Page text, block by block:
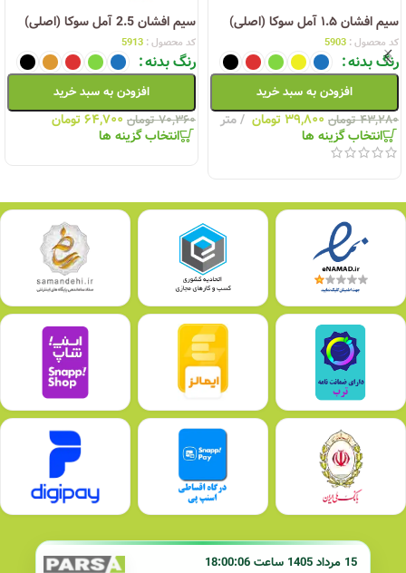
سیم افشان ۱.۵ آمل سوکا (اصلی)
کد محصول : 5903
رنگ بدنه
افزودن به سبد خرید
۴۳,۲۸۰ تومان ۳۹,۸۰۰ تومان متر
انتخاب گزینه ها
سیم افشان 2.5 آمل سوکا (اصلی)
کد محصول : 5913
رنگ بدنه
افزودن به سبد خرید
۷۰,۳۶۰ تومان ۶۴,۷۰۰تومان
انتخاب گزینه ها
15 مرداد 1405 ساعت 18:00:06